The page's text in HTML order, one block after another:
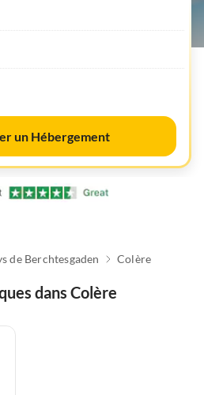
un Hébergement
de Berchtesgaden Colère
dans Colère